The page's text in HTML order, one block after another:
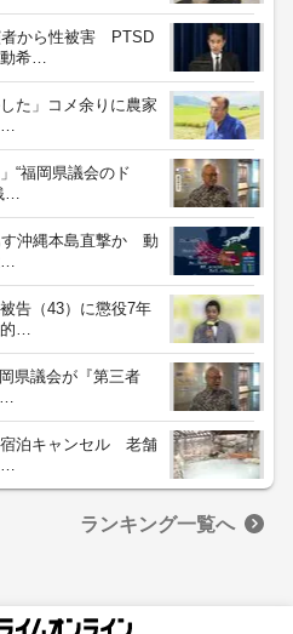
者から性被害 PTSD
希…
た」コメ余りに農家
…
“福岡県議会のド
…
す沖縄本島直撃か 動
…
告（43）に懲役7年
的…
県議会が『第三者
…
宿泊キャンセル 老舗
…
ランキング一覧へ